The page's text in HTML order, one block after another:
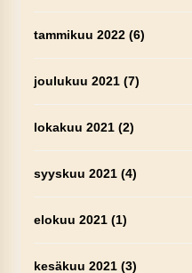
tammikuu 2022(6)
joulukuu 2021(7)
lokakuu 2021(2)
syyskuu 2021(4)
elokuu 2021(1)
kesäkuu 2021(3)